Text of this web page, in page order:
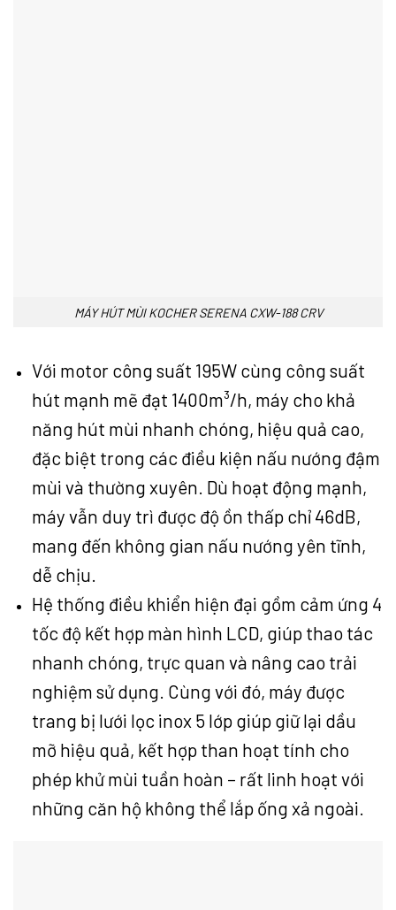
MÁY HÚT MÙI KOCHER SERENA CXW-188 CRV
Với motor công suất 195W cùng công suất
hút mạnh mẽ đạt 1400m³/h, máy cho khả
năng hút mùi nhanh chóng, hiệu quả cao,
đặc biệt trong các điều kiện nấu nướng đậm
mùi và thường xuyên. Dù hoạt động mạnh,
máy vẫn duy trì được độ ồn thấp chỉ 46dB,
mang đến không gian nấu nướng yên tĩnh,
dễ chịu.
Hệ thống điều khiển hiện đại gồm cảm ứng 4
tốc độ kết hợp màn hình LCD, giúp thao tác
nhanh chóng, trực quan và nâng cao trải
nghiệm sử dụng. Cùng với đó, máy được
trang bị lưới lọc inox 5 lớp giúp giữ lại dầu
mỡ hiệu quả, kết hợp than hoạt tính cho
phép khử mùi tuần hoàn – rất linh hoạt với
những căn hộ không thể lắp ống xả ngoài.